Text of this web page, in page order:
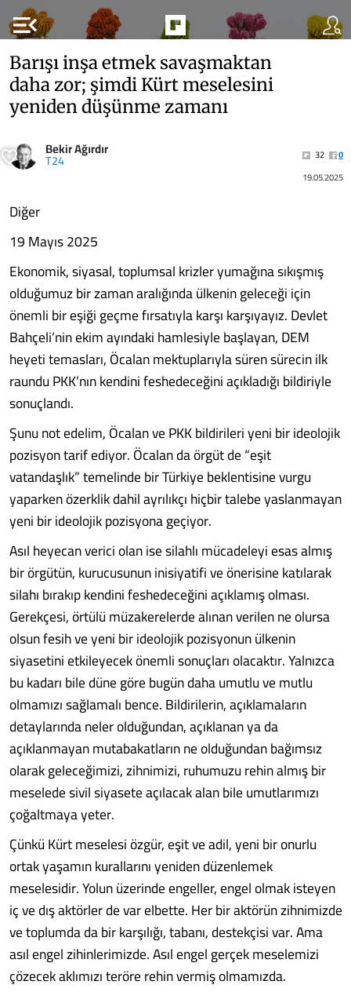
menu_open
Barışı inşa etmek savaşmaktan
daha zor; şimdi Kürt meselesini
yeniden düşünme zamanı
Bekir Ağırdır
T24 32
0
19.05.2025
Diğer
19 Mayıs 2025
Ekonomik, siyasal, toplumsal krizler yumağına sıkışmış
olduğumuz bir zaman aralığında ülkenin geleceği için
önemli bir eşiği geçme fırsatıyla karşı karşıyayız. Devlet
Bahçeli’nin ekim ayındaki hamlesiyle başlayan, DEM
heyeti temasları, Öcalan mektuplarıyla süren sürecin ilk
raundu PKK’nın kendini feshedeceğini açıkladığı bildiriyle
sonuçlandı.
Şunu not edelim, Öcalan ve PKK bildirileri yeni bir ideolojik
pozisyon tarif ediyor. Öcalan da örgüt de “eşit
vatandaşlık” temelinde bir Türkiye beklentisine vurgu
yaparken özerklik dahil ayrılıkçı hiçbir talebe yaslanmayan
yeni bir ideolojik pozisyona geçiyor.
Asıl heyecan verici olan ise silahlı mücadeleyi esas almış
bir örgütün, kurucusunun inisiyatifi ve önerisine katılarak
silahı bırakıp kendini feshedeceğini açıklamış olması.
Gerekçesi, örtülü müzakerelerde alınan verilen ne olursa
olsun fesih ve yeni bir ideolojik pozisyonun ülkenin
siyasetini etkileyecek önemli sonuçları olacaktır. Yalnızca
bu kadarı bile düne göre bugün daha umutlu ve mutlu
olmamızı sağlamalı bence. Bildirilerin, açıklamaların
detaylarında neler olduğundan, açıklanan ya da
açıklanmayan mutabakatların ne olduğundan bağımsız
olarak geleceğimizi, zihnimizi, ruhumuzu rehin almış bir
meselede sivil siyasete açılacak alan bile umutlarımızı
çoğaltmaya yeter.
Çünkü Kürt meselesi özgür, eşit ve adil, yeni bir onurlu
ortak yaşamın kurallarını yeniden düzenlemek
meselesidir. Yolun üzerinde engeller, engel olmak isteyen
iç ve dış aktörler de var elbette. Her bir aktörün zihnimizde
ve toplumda da bir karşılığı, tabanı, destekçisi var. Ama
asıl engel zihinlerimizde. Asıl engel gerçek meselemizi
çözecek aklımızı teröre rehin vermiş olmamızda.